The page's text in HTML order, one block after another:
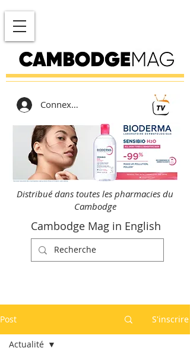
Connexion
Distribué dans toutes les pharmacies du
Cambodge
Cambodge Mag in English
Post S'inscrire
Actualité